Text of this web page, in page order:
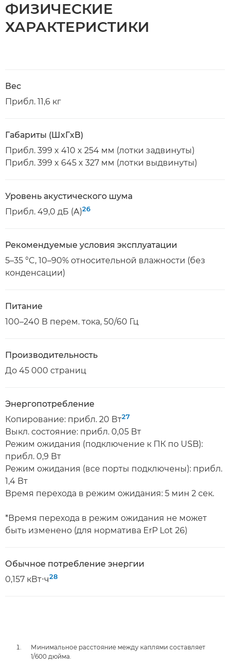
ФИЗИЧЕСКИЕ
ХАРАКТЕРИСТИКИ
Вес
Прибл. 11,6 кг
Габариты (ШxГxВ)
Прибл. 399 x 410 x 254 мм (лотки задвинуты)
Прибл. 399 x 645 x 327 мм (лотки выдвинуты)
Уровень акустического шума
Прибл. 49,0 дБ (А)26
Рекомендуемые условия эксплуатации
5–35 °C, 10–90% относительной влажности (без
конденсации)
Питание
100–240 В перем. тока, 50/60 Гц
Производительность
До 45 000 страниц
Энергопотребление
Копирование: прибл. 20 Вт27
Выкл. состояние: прибл. 0,05 Вт
Режим ожидания (подключение к ПК по USB):
прибл. 0,9 Вт
Режим ожидания (все порты подключены): прибл.
1,4 Вт
Время перехода в режим ожидания: 5 мин 2 сек.
*Время перехода в режим ожидания не может
быть изменено (для норматива ErP Lot 26)
Обычное потребление энергии
0,157 кВт⋅ч28
Минимальное расстояние между каплями составляет
1/600 дюйма.